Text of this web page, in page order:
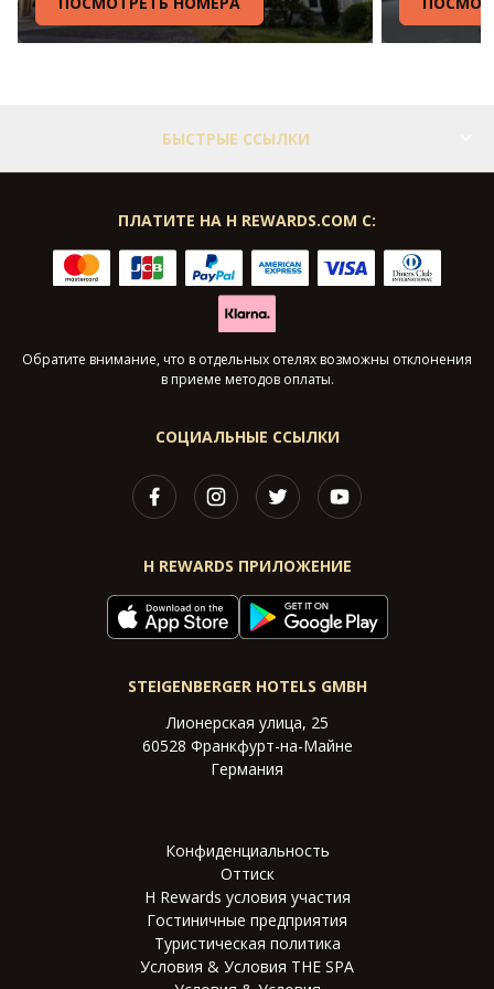
БЫСТРЫЕ ССЫЛКИ
СОЦИАЛЬНЫЕ ССЫЛКИ
H REWARDS ПРИЛОЖЕНИЕ
ПЛАТИТЕ НА H REWARDS.COM С:
Обратите внимание, что в отдельных отелях возможны отклонения
в приеме методов оплаты.
STEIGENBERGER HOTELS GMBH
Лионерская улица, 25
60528 Франкфурт-на-Майне
Германия
Конфиденциальность
Оттиск
H Rewards условия участия
Гостиничные предприятия
Туристическая политика
Условия & Условия THE SPA